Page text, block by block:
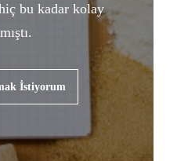
bu kadar kolay
İstiyorum